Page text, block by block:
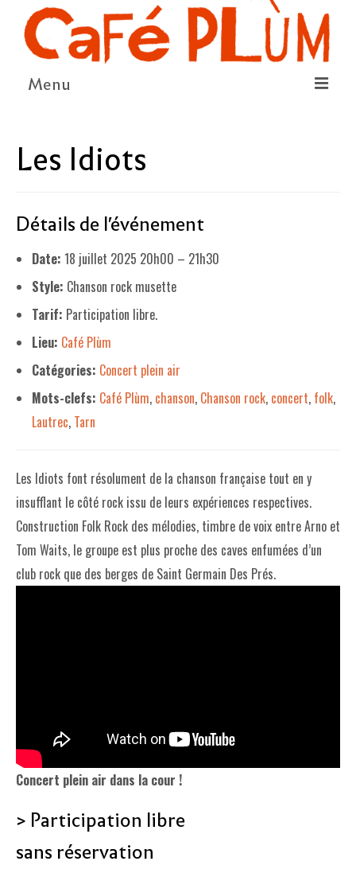
Menu
LA COOPÉRATIVE & L’ASSO
NOUS SOUTENIR
LE PROGRAMME
DÉTAIL DES ÉVÉNEMENTS
LA SAISON CULTURELLE
LE PROJET DE TERRITOIRE
LE CAFÉ/RESTO
LA CARTE
NOS FOURNISSEUR·EUSE·S
LA LIBRAIRIE
UNE LIBRAIRIE INDÉPENDANTE
Les Idiots
Détails de l'événement
Date: 18 juillet 2025 20h00 – 21h30
Style: Chanson rock musette
Tarif: Participation libre.
Lieu: Café Plùm
Catégories: Concert plein air
Mots-clefs: Café Plùm, chanson, Chanson rock, concert, folk,
Lautrec, Tarn
Les Idiots font résolument de la chanson française tout en y
insufflant le côté rock issu de leurs expériences respectives.
Construction Folk Rock des mélodies, timbre de voix entre Arno et
Tom Waits, le groupe est plus proche des caves enfumées d’un
club rock que des berges de Saint Germain Des Prés.
Concert plein air dans la cour !
> Participation libre
sans réservation